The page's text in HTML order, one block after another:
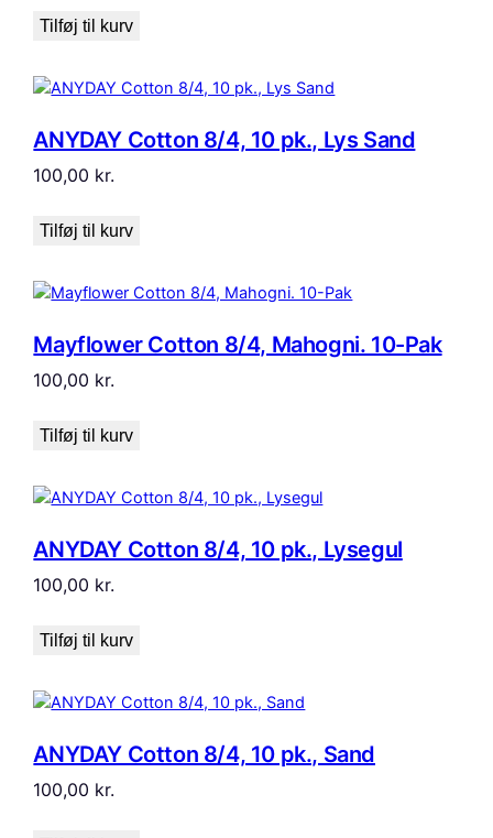
Tilføj til kurv
ANYDAY Cotton 8/4, 10 pk., Lys Sand
100,00 kr.
Tilføj til kurv
Mayflower Cotton 8/4, Mahogni. 10-Pak
100,00 kr.
Tilføj til kurv
ANYDAY Cotton 8/4, 10 pk., Lysegul
100,00 kr.
Tilføj til kurv
ANYDAY Cotton 8/4, 10 pk., Sand
100,00 kr.